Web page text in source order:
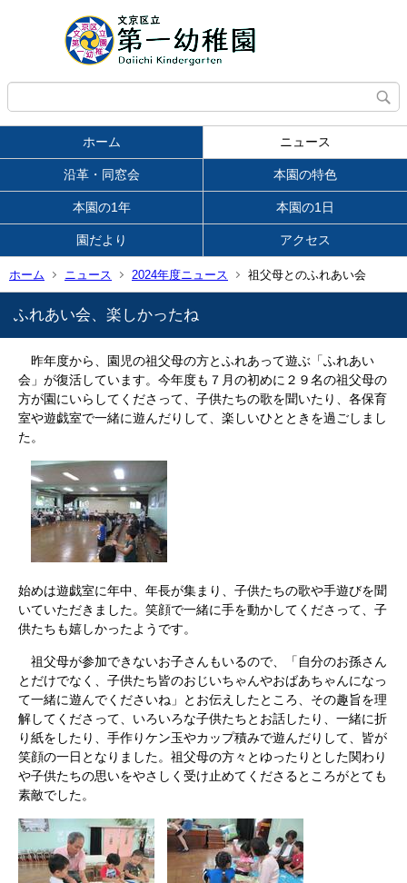
ホーム ニュース
沿革・同窓会 本園の特色
本園の1年 本園の1日
園だより アクセス
ホーム ニュース 2024年度ニュース 祖父母とのふれあい会
ふれあい会、楽しかったね
昨年度から、園児の祖父母の方とふれあって遊ぶ「ふれあい
会」が復活しています。今年度も７月の初めに２９名の祖父母の
方が園にいらしてくださって、子供たちの歌を聞いたり、各保育
室や遊戯室で一緒に遊んだりして、楽しいひとときを過ごしまし
た。
始めは遊戯室に年中、年長が集まり、子供たちの歌や手遊びを聞
いていただきました。笑顔で一緒に手を動かしてくださって、子
供たちも嬉しかったようです。
祖父母が参加できないお子さんもいるので、「自分のお孫さん
とだけでなく、子供たち皆のおじいちゃんやおばあちゃんになっ
て一緒に遊んでくださいね」とお伝えしたところ、その趣旨を理
解してくださって、いろいろな子供たちとお話したり、一緒に折
り紙をしたり、手作りケン玉やカップ積みで遊んだりして、皆が
笑顔の一日となりました。祖父母の方々とゆったりとした関わり
や子供たちの思いをやさしく受け止めてくださるところがとても
素敵でした。